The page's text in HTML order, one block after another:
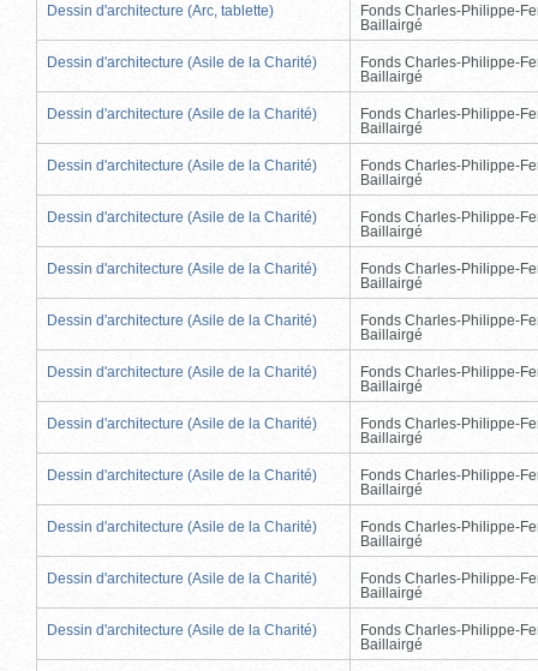
Dessin d'architecture (Arc, tablette)
Fonds Charles-Philippe-
Baillairgé
Dessin d'architecture (Asile de la Charité)
Fonds Charles-Philippe-
Baillairgé
Dessin d'architecture (Asile de la Charité)
Fonds Charles-Philippe-
Baillairgé
Dessin d'architecture (Asile de la Charité)
Fonds Charles-Philippe-
Baillairgé
Dessin d'architecture (Asile de la Charité)
Fonds Charles-Philippe-
Baillairgé
Dessin d'architecture (Asile de la Charité)
Fonds Charles-Philippe-
Baillairgé
Dessin d'architecture (Asile de la Charité)
Fonds Charles-Philippe-
Baillairgé
Dessin d'architecture (Asile de la Charité)
Fonds Charles-Philippe-
Baillairgé
Dessin d'architecture (Asile de la Charité)
Fonds Charles-Philippe-
Baillairgé
Dessin d'architecture (Asile de la Charité)
Fonds Charles-Philippe-
Baillairgé
Dessin d'architecture (Asile de la Charité)
Fonds Charles-Philippe-
Baillairgé
Dessin d'architecture (Asile de la Charité)
Fonds Charles-Philippe-
Baillairgé
Dessin d'architecture (Asile de la Charité)
Fonds Charles-Philippe-
Baillairgé